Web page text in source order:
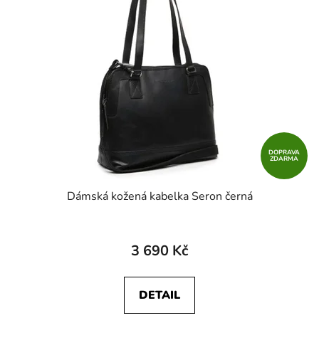
DOPRAVA
ZDARMA
Dámská kožená kabelka Seron černá
3 690 Kč
DETAIL